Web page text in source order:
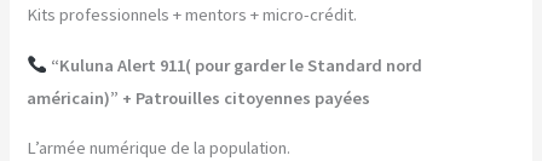
Kits professionnels + mentors + micro-crédit.
“Kuluna Alert 911( pour garder le Standard nord
américain)” + Patrouilles citoyennes payées
L’armée numérique de la population.